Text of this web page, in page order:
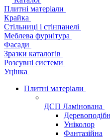
Плитні матеріали
Крайка
Стільниці і стінпанелі
Меблева фурнітура
Фасади
Зразки каталогів
Розсувні системи
Уцінка
Плитні матеріали
ДСП Ламінована
Уніколор
Фантазійна